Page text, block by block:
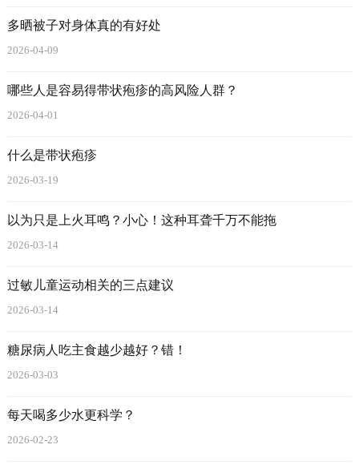
多晒被子对身体真的有好处
2026-04-09
哪些人是容易得带状疱疹的高风险人群？
2026-04-01
什么是带状疱疹
2026-03-19
以为只是上火耳鸣？小心！这种耳聋千万不能拖
2026-03-14
过敏儿童运动相关的三点建议
2026-03-14
糖尿病人吃主食越少越好？错！
2026-03-03
每天喝多少水更科学？
2026-02-23